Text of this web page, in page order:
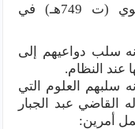
أورده الأمير يحيى بن حمزة العلوي (ت 749هـ) في
سلب دواعيهم إلى
عند النظام.
سلبهم العلوم التي
القاضي عبد الجبار
أمرين: